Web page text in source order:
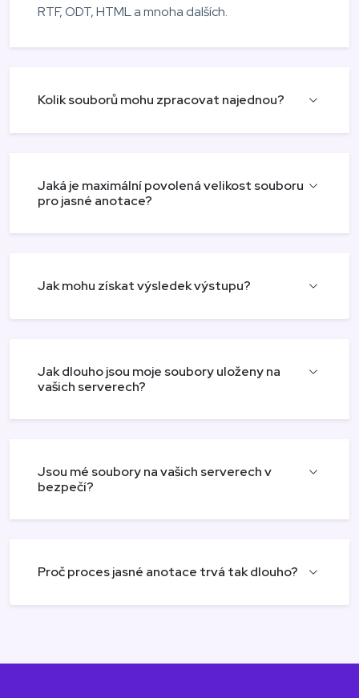
RTF, ODT, HTML a mnoha dalších.
Kolik souborů mohu zpracovat najednou?
Jaká je maximální povolená velikost souboru
pro jasné anotace?
Jak mohu získat výsledek výstupu?
Jak dlouho jsou moje soubory uloženy na
vašich serverech?
Jsou mé soubory na vašich serverech v
bezpečí?
Proč proces jasné anotace trvá tak dlouho?